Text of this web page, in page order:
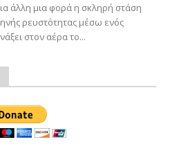
άλλη μια φορά η σκληρή στάση
ρευστότητας μέσω ενός
στον αέρα το...